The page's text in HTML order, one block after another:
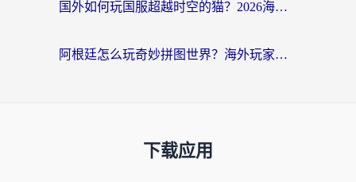
国外如何玩国服超越时空的猫？2026海外党必看的加速器选择指南
阿根廷怎么玩奇妙拼图世界？海外玩家国服游戏加速全攻略（附帕斯卡契约战舰少女解决方案）
下载应用